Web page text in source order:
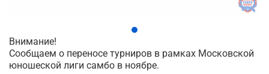
Внимание!
Сообщаем о переносе турниров в рамках Московской
юношеской лиги самбо в ноябре.